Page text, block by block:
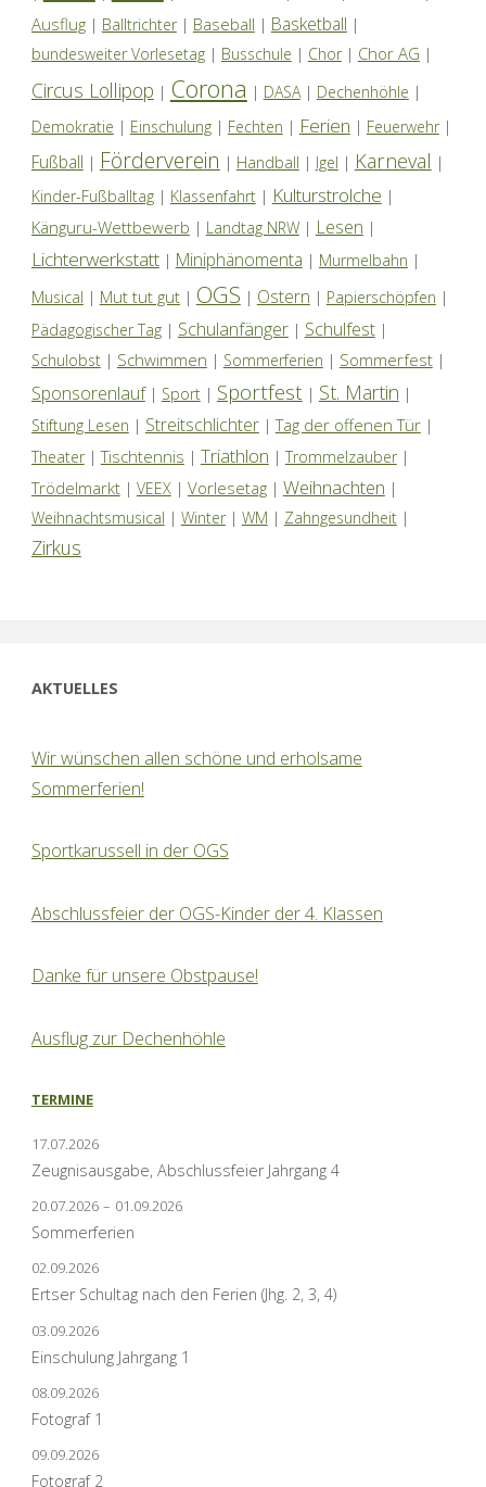
Ausflug| Balltrichter| Baseball | Basketball |
bundesweiter Vorlesetag| Busschule | Chor| Chor AG |
Circus Lollipop | Corona | DASA| Dechenhöhle |
Demokratie | Einschulung| Fechten | Ferien | Feuerwehr|
Fußball | Förderverein | Handball | Igel | Karneval |
Kinder-Fußballtag| Klassenfahrt| Kulturstrolche |
Känguru-Wettbewerb | Landtag NRW| Lesen |
Lichterwerkstatt| Miniphänomenta | Murmelbahn |
Musical | Mut tut gut| OGS | Ostern | Papierschöpfen |
Pädagogischer Tag| Schulanfänger| Schulfest|
Schulobst| Schwimmen | Sommerferien | Sommerfest|
Sponsorenlauf| Sport| Sportfest | St. Martin |
Stiftung Lesen | Streitschlichter|Tag der offenen Tür|
Theater|Tischtennis | Triathlon | Trommelzauber|
Trödelmarkt| VEEX| Vorlesetag| Weihnachten |
Weihnachtsmusical | Winter| WM | Zahngesundheit|
Zirkus
AKTUELLES
Wir wünschen allen schöne und erholsame
Sommerferien!
Sportkarussell in der OGS
Abschlussfeier der OGS-Kinder der 4. Klassen
Danke für unsere Obstpause!
Ausflug zur Dechenhöhle
TERMINE
17.07.2026
Zeugnisausgabe, Abschlussfeier Jahrgang 4
20.07.2026 – 01.09.2026
Sommerferien
02.09.2026
Ertser Schultag nach den Ferien (Jhg. 2, 3, 4)
03.09.2026
Einschulung Jahrgang 1
08.09.2026
Fotograf 1
09.09.2026
Fotograf 2